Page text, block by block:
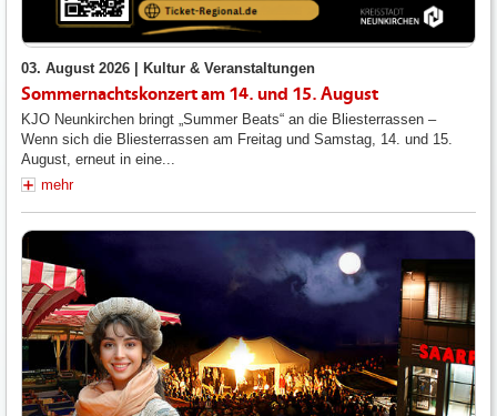
03. August 2026 | Kultur & Veranstaltungen
Sommernachtskonzert am 14. und 15. August
KJO Neunkirchen bringt „Summer Beats“ an die Bliesterrassen –
Wenn sich die Bliesterrassen am Freitag und Samstag, 14. und 15.
August, erneut in eine...
mehr